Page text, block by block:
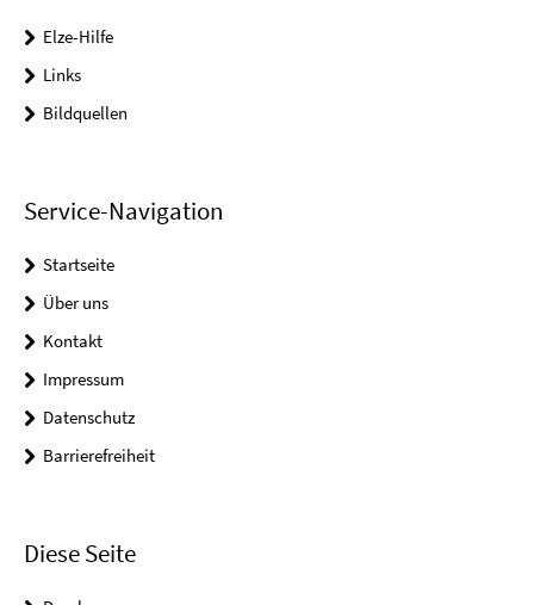
Elze-Hilfe
Links
Bildquellen
Service-Navigation
Startseite
Über uns
Kontakt
Impressum
Datenschutz
Barrierefreiheit
Diese Seite